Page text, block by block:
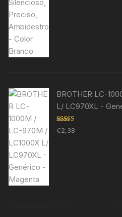
BROTHER LC-
L/ LC970XL -
Avaliação
5.00de 5
€2,38